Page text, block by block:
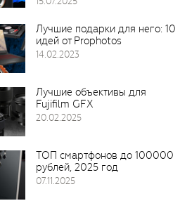
Лучшие подарки для него: 10
идей от Prophotos
14.02.2023
Лучшие объективы для
Fujifilm GFX
20.02.2025
ТОП смартфонов до 100000
рублей, 2025 год
07.11.2025